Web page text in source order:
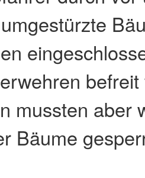
mussten aber
Bäume